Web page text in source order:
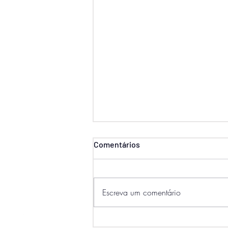
Comentários
Escreva um comentário